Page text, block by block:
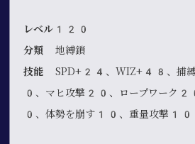
レベル120
分類 地縛鎖
技能 SPD+24、WIZ+48、捕
0、マヒ攻撃20、ロープワーク
0、体勢を崩す10、重量攻撃10